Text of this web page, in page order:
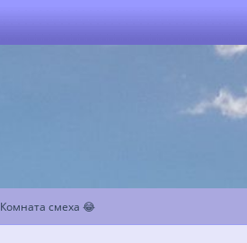
Комната смеха 😂